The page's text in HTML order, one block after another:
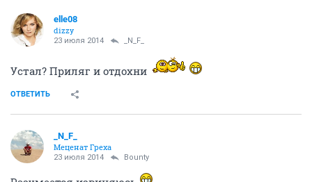
elle08
dizzy
23 июля 2014 _N_F_
Устал? Приляг и отдохни
ОТВЕТИТЬ
_N_F_
Меценат Греха
23 июля 2014 Bounty